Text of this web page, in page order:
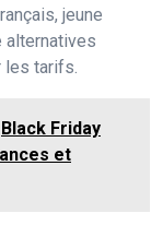
jeune
alternatives
les tarifs.
Black Friday
et